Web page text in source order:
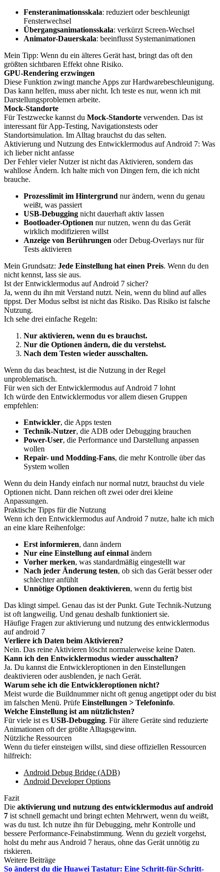
Fensteranimationsskala: reduziert oder beschleunigt
Fensterwechsel
Übergangsanimationsskala: verkürzt Screen-Wechsel
Animator-Dauerskala: beeinflusst Systemanimationen
Mein Tipp: Wenn du ein älteres Gerät hast, bringt das oft den
größten sichtbaren Effekt ohne Risiko.
GPU-Rendering erzwingen
Diese Funktion zwingt manche Apps zur Hardwarebeschleunigung.
Das kann helfen, muss aber nicht. Ich teste es nur, wenn ich mit
Darstellungsproblemen arbeite.
Mock-Standorte
Für Testzwecke kannst du Mock-Standorte verwenden. Das ist
interessant für App-Testing, Navigationstests oder
Standortsimulation. Im Alltag brauchst du das selten.
Aktivierung und Nutzung des Entwicklermodus auf Android 7: Was
ich lieber nicht anfasse
Der Fehler vieler Nutzer ist nicht das Aktivieren, sondern das
wahllose Ändern. Ich halte mich von Dingen fern, die ich nicht
brauche.
Prozesslimit im Hintergrund nur ändern, wenn du genau
weißt, was passiert
USB-Debugging nicht dauerhaft aktiv lassen
Bootloader-Optionen nur nutzen, wenn du das Gerät
wirklich modifizieren willst
Anzeige von Berührungen oder Debug-Overlays nur für
Tests aktivieren
Mein Grundsatz: Jede Einstellung hat einen Preis. Wenn du den
nicht kennst, lass sie aus.
Ist der Entwicklermodus auf Android 7 sicher?
Ja, wenn du ihn mit Verstand nutzt. Nein, wenn du blind auf alles
tippst. Der Modus selbst ist nicht das Risiko. Das Risiko ist falsche
Nutzung.
Ich sehe drei einfache Regeln:
Nur aktivieren, wenn du es brauchst.
Nur die Optionen ändern, die du verstehst.
Nach dem Testen wieder ausschalten.
Wenn du das beachtest, ist die Nutzung in der Regel
unproblematisch.
Für wen sich der Entwicklermodus auf Android 7 lohnt
Ich würde den Entwicklermodus vor allem diesen Gruppen
empfehlen:
Entwickler, die Apps testen
Technik-Nutzer, die ADB oder Debugging brauchen
Power-User, die Performance und Darstellung anpassen
wollen
Repair- und Modding-Fans, die mehr Kontrolle über das
System wollen
Wenn du dein Handy einfach nur normal nutzt, brauchst du viele
Optionen nicht. Dann reichen oft zwei oder drei kleine
Anpassungen.
Praktische Tipps für die Nutzung
Wenn ich den Entwicklermodus auf Android 7 nutze, halte ich mich
an eine klare Reihenfolge:
Erst informieren, dann ändern
Nur eine Einstellung auf einmal ändern
Vorher merken, was standardmäßig eingestellt war
Nach jeder Änderung testen, ob sich das Gerät besser oder
schlechter anfühlt
Unnötige Optionen deaktivieren, wenn du fertig bist
Das klingt simpel. Genau das ist der Punkt. Gute Technik-Nutzung
ist oft langweilig. Und genau deshalb funktioniert sie.
Häufige Fragen zur aktivierung und nutzung des entwicklermodus
auf android 7
Verliere ich Daten beim Aktivieren?
Nein. Das reine Aktivieren löscht normalerweise keine Daten.
Kann ich den Entwicklermodus wieder ausschalten?
Ja. Du kannst die Entwickleroptionen in den Einstellungen
deaktivieren oder ausblenden, je nach Gerät.
Warum sehe ich die Entwickleroptionen nicht?
Meist wurde die Buildnummer nicht oft genug angetippt oder du bist
im falschen Menü. Prüfe Einstellungen > Telefoninfo.
Welche Einstellung ist am nützlichsten?
Für viele ist es USB-Debugging. Für ältere Geräte sind reduzierte
Animationen oft der größte Alltagsgewinn.
Nützliche Ressourcen
Wenn du tiefer einsteigen willst, sind diese offiziellen Ressourcen
hilfreich:
Android Debug Bridge (ADB)
Android Developer Options
Fazit
Die aktivierung und nutzung des entwicklermodus auf android
7 ist schnell gemacht und bringt echten Mehrwert, wenn du weißt,
was du tust. Ich nutze ihn für Debugging, mehr Kontrolle und
bessere Performance-Feinabstimmung. Wenn du gezielt vorgehst,
holst du mehr aus Android 7 heraus, ohne das Gerät unnötig zu
riskieren.
Weitere Beiträge
So änderst du die Huawei Tastatur: Eine Schritt-für-Schritt-